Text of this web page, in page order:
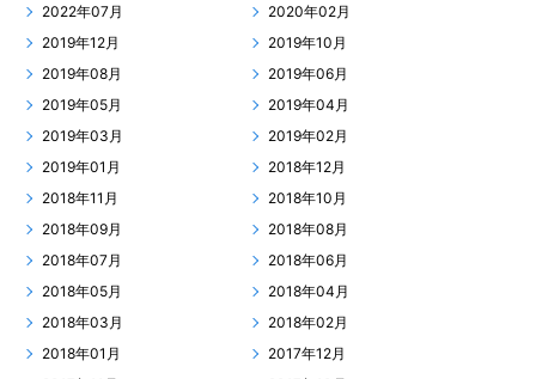
2022年07月
2020年02月
2019年12月
2019年10月
2019年08月
2019年06月
2019年05月
2019年04月
2019年03月
2019年02月
2019年01月
2018年12月
2018年11月
2018年10月
2018年09月
2018年08月
2018年07月
2018年06月
2018年05月
2018年04月
2018年03月
2018年02月
2018年01月
2017年12月